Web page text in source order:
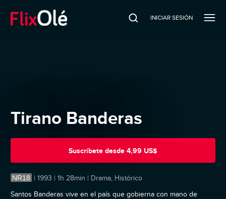
INICIAR SESIÓN
Tirano Banderas
Suscríbete desde 4,99 US$
NR18 | 1993 | 1h 28min | Drama, Histórico
Santos Banderas vive en el país que gobierna con mano de